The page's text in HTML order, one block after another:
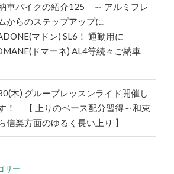
車バイクの紹介125 ～ アルミフレ
からのステップアップに
マドン) SL6！ 通勤用に
ドマーネ) AL4等続々ご納車
木) グループレッスンライド開催し
！ 【 上りのペース配分習得～和束
信楽方面のゆるく長い上り 】
リー